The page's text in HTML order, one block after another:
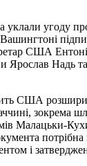
угоду
США Ентоні
Ярослав Надь
США
зокрема
Малацьки-
потрібна
і